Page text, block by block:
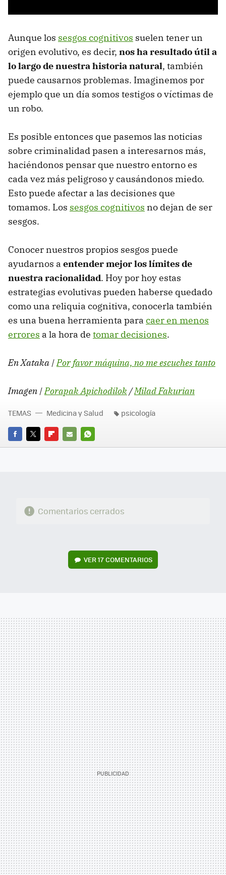
Aunque los sesgos cognitivos suelen tener un
origen evolutivo, es decir, nos ha resultado útil a
lo largo de nuestra historia natural, también
puede causarnos problemas. Imaginemos por
ejemplo que un día somos testigos o víctimas de
un robo.
Es posible entonces que pasemos las noticias
sobre criminalidad pasen a interesarnos más,
haciéndonos pensar que nuestro entorno es
cada vez más peligroso y causándonos miedo.
Esto puede afectar a las decisiones que
tomamos. Los sesgos cognitivos no dejan de ser
sesgos.
Conocer nuestros propios sesgos puede
ayudarnos a entender mejor los límites de
nuestra racionalidad. Hoy por hoy estas
estrategias evolutivas pueden haberse quedado
como una reliquia cognitiva, conocerla también
es una buena herramienta para caer en menos
errores a la hora de tomar decisiones.
En Xataka |Por favor máquina, no me escuches tanto
Imagen |Porapak Apichodilok/Milad Fakurian
FACEBOOK
TWITTERFLIPBOARD
E-
WHATSAPP
TEMAS Medicina y Salud psicología
Comentarios cerrados
VER17 COMENTARIOS